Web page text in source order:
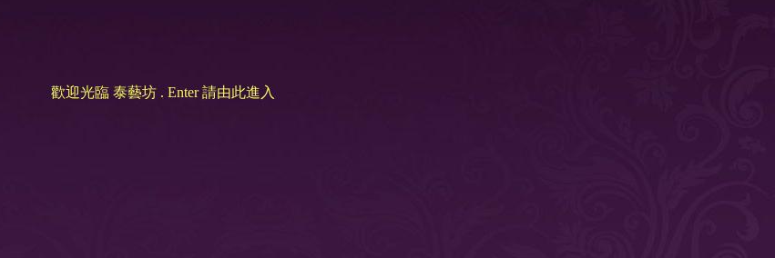
歡迎光臨 泰藝坊 . Enter 請由此進入